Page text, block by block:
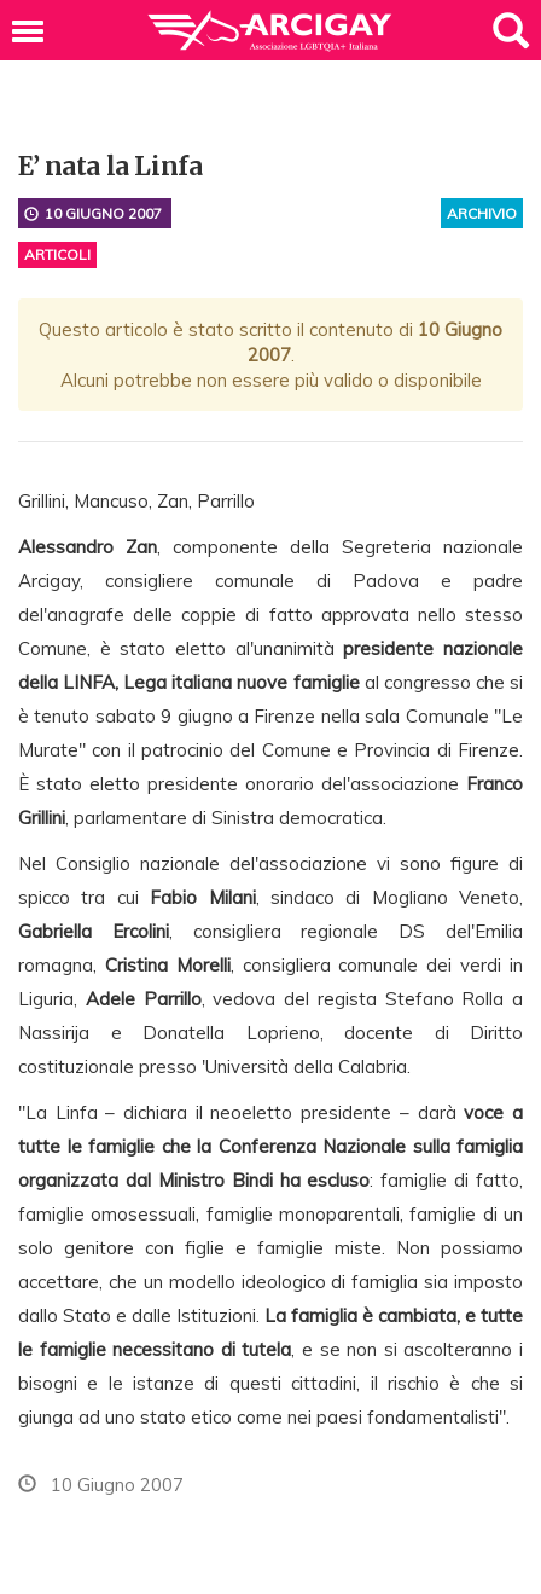
E’ nata la Linfa
ARCHIVIO
10 GIUGNO 2007
ARTICOLI
Questo articolo è stato scritto il contenuto di 10 Giugno
2007.
Alcuni potrebbe non essere più valido o disponibile
Grillini, Mancuso, Zan, Parrillo
Alessandro Zan, componente della Segreteria nazionale
Arcigay, consigliere comunale di Padova e padre
del'anagrafe delle coppie di fatto approvata nello stesso
Comune, è stato eletto al'unanimitàpresidente nazionale
della LINFA, Lega italiana nuove famiglieal congresso che si
è tenuto sabato 9 giugno a Firenze nella sala Comunale "Le
Murate" con il patrocinio del Comune e Provincia di Firenze.
È stato eletto presidente onorario del'associazione Franco
Grillini, parlamentare di Sinistra democratica.
Nel Consiglio nazionale del'associazione vi sono figure di
spicco tra cui Fabio Milani, sindaco di Mogliano Veneto,
Gabriella Ercolini, consigliera regionale DS del'Emilia
romagna, Cristina Morelli, consigliera comunale dei verdi in
Liguria, Adele Parrillo, vedova del regista Stefano Rolla a
Nassirija e Donatella Loprieno, docente di Diritto
costituzionale presso 'Università della Calabria.
"La Linfa – dichiara il neoeletto presidente – daràvoce a
tutte le famiglie che la Conferenza Nazionale sulla famiglia
organizzata dal Ministro Bindi ha escluso: famiglie di fatto,
famiglie omosessuali, famiglie monoparentali, famiglie di un
solo genitore con figlie e famiglie miste. Non possiamo
accettare, che un modello ideologico di famiglia sia imposto
dallo Stato e dalle Istituzioni. La famiglia è cambiata, e tutte
le famiglie necessitano di tutela, e se non si ascolteranno i
bisogni e le istanze di questi cittadini, il rischio è che si
giunga ad uno stato etico come nei paesi fondamentalisti".
10 Giugno 2007